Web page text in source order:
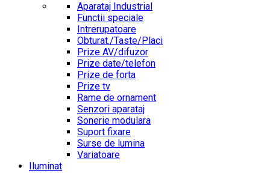
Aparataj Industrial
Functii speciale
Intrerupatoare
Obturat./Taste/Placi
Prize AV/difuzor
Prize date/telefon
Prize de forta
Prize tv
Rame de ornament
Senzori aparataj
Sonerie modulara
Suport fixare
Surse de lumina
Variatoare
Iluminat